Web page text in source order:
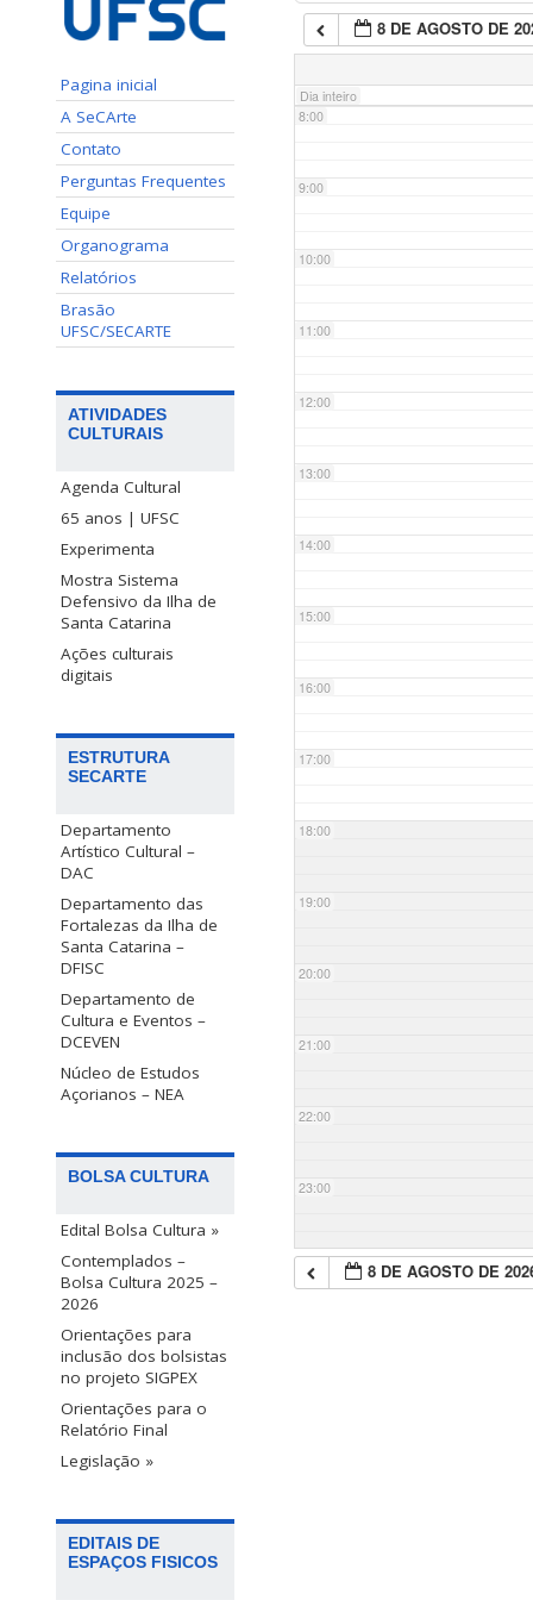
Pagina inicial
A SeCArte
Contato
Perguntas Frequentes
Equipe
Organograma
Relatórios
Brasão
UFSC/SECARTE
ATIVIDADES
CULTURAIS
Agenda Cultural
65 anos | UFSC
Experimenta
Mostra Sistema
Defensivo da Ilha de
Santa Catarina
Ações culturais
digitais
ESTRUTURA
SECARTE
Departamento
Artístico Cultural –
DAC
Departamento das
Fortalezas da Ilha de
Santa Catarina –
DFISC
Departamento de
Cultura e Eventos –
DCEVEN
Núcleo de Estudos
Açorianos – NEA
BOLSA CULTURA
Edital Bolsa Cultura »
Contemplados –
Bolsa Cultura 2025 –
2026
Orientações para
inclusão dos bolsistas
no projeto SIGPEX
Orientações para o
Relatório Final
Legislação »
EDITAIS DE
ESPAÇOS FISICOS
8 DE AGOSTO DE
Dia inteiro
7:00
8:00
9:00
10:00
11:00
12:00
13:00
14:00
15:00
16:00
17:00
18:00
19:00
20:00
21:00
22:00
23:00
8 DE AGOSTO DE